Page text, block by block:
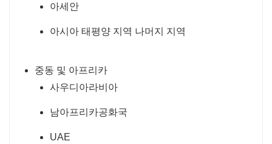
아세안
아시아 태평양 지역 나머지 지역
중동 및 아프리카
사우디아라비아
남아프리카공화국
UAE